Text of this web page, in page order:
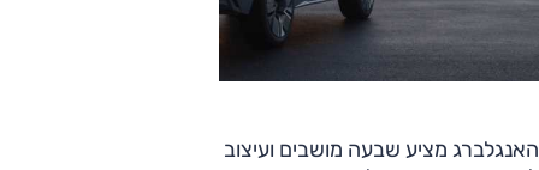
האנגלברג מציע שבעה מושבים ועיצוב שככל הנראה יעבור עוד